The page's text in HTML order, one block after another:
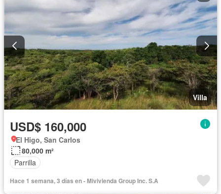
Villa
USD$ 160,000
El Higo, San Carlos
80,000 m²
Parrilla
Hace 1 semana, 3 días en - Mivivienda Group Inc. S.A